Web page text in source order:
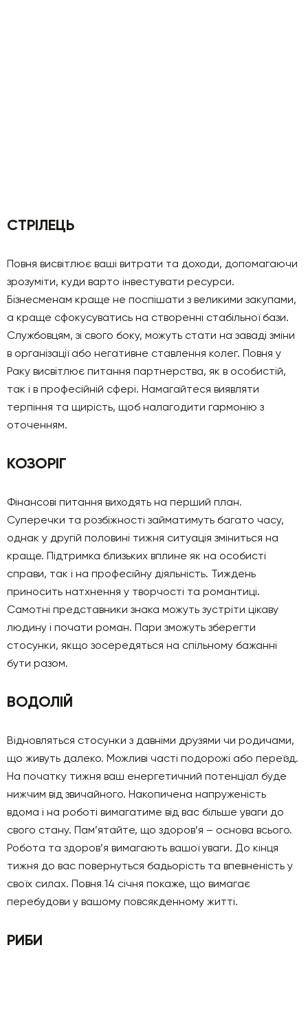
СТРІЛЕЦЬ
Повня висвітлює ваші витрати та доходи, допомагаючи
зрозуміти, куди варто інвестувати ресурси.
Бізнесменам краще не поспішати з великими закупами,
а краще сфокусуватись на створенні стабільної бази.
Службовцям, зі свого боку, можуть стати на заваді зміни
в організації або негативне ставлення колег. Повня у
Раку висвітлює питання партнерства, як в особистій,
так і в професійній сфері. Намагайтеся виявляти
терпіння та щирість, щоб налагодити гармонію з
оточенням.
КОЗОРІГ
Фінансові питання виходять на перший план.
Суперечки та розбіжності займатимуть багато часу,
однак у другій половині тижня ситуація зміниться на
краще. Підтримка близьких вплине як на особисті
справи, так і на професійну діяльність. Тиждень
приносить натхнення у творчості та романтиці.
Самотні представники знака можуть зустріти цікаву
людину і почати роман. Пари зможуть зберегти
стосунки, якщо зосередяться на спільному бажанні
бути разом.
ВОДОЛІЙ
Відновляться стосунки з давніми друзями чи родичами,
що живуть далеко. Можливі часті подорожі або переїзд.
На початку тижня ваш енергетичний потенціал буде
нижчим від звичайного. Накопичена напруженість
вдома і на роботі вимагатиме від вас більше уваги до
свого стану. Пам’ятайте, що здоров’я – основа всього.
Робота та здоров’я вимагають вашої уваги. До кінця
тижня до вас повернуться бадьорість та впевненість у
своїх силах. Повня 14 січня покаже, що вимагає
перебудови у вашому повсякденному житті.
РИБИ